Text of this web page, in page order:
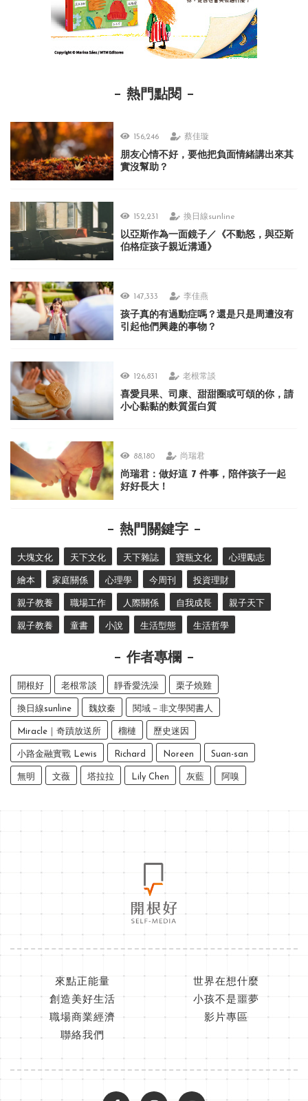
熱門點閱
156,246 蔡佳璇
朋友心情不好，要他把負面情緒講出來其
實沒幫助？
152,231 換日線sunline
以亞斯作為一面鏡子／《不動怒，與亞斯
伯格症孩子親近溝通》
147,333 李佳燕
孩子真的有過動症嗎？還是只是周遭沒有
引起他們興趣的事物？
126,831 老根常談
喜愛貝果、司康、甜甜圈或可頌的你，請
小心黏黏的麩質蛋白質
88,180 尚瑞君
尚瑞君：做好這 7 件事，陪伴孩子一起
好好長大！
熱門關鍵字
大塊文化 天下文化 天下雜誌 寶瓶文化 心理勵志
繪本 家庭關係 心理學 今周刊 投資理財
親子教養 職場工作 人際關係 自我成長 親子天下
親子教養 童書 小說 生活型態 生活哲學
作者專欄
開根好 老根常談 靜香愛洗澡 栗子燒雞
換日線sunline 魏妏秦 閱域－非文學閱書人
Miracle｜奇蹟放送所 榴槤 歷史迷因
小路金融實戰 Lewis Richard Noreen Suan-san
無明 文薇 塔拉拉 Lily Chen 灰藍 阿嗅
來點正能量
世界在想什麼
創造美好生活
小孩不是噩夢
職場商業經濟
影片專區
聯絡我們